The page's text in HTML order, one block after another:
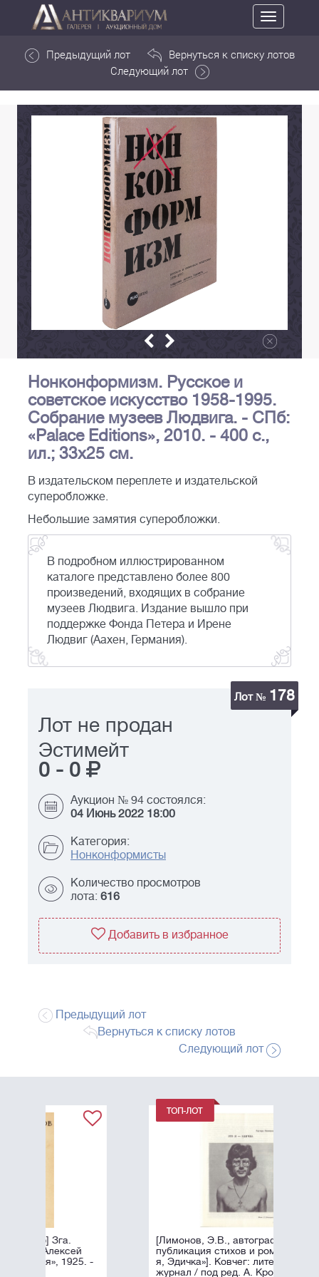
Toggle
navigation
Предыдущий лот
Вернуться к списку лотов
Следующий лот
Нонконформизм. Русское и
советское искусство 1958-1995.
Собрание музеев Людвига. - СПб:
«Palace Editions», 2010. - 400 с.,
ил.; 33x25 см.
В издательском переплете и издательской
суперобложке.
Небольшие замятия суперобложки.
В подробном иллюстрированном
каталоге представлено более 800
произведений, входящих в собрание
музеев Людвига. Издание вышло при
поддержке Фонда Петера и Ирене
Людвиг (Аахен, Германия).
Лот № 178
Лот не продан
Эстимейт
0 - 0
Аукцион № 94 состоялся:
04 Июнь 2022 18:00
Категория:
Нонконформисты
Количество просмотров
лота: 616
Добавить в избранное
Предыдущий лот
Вернуться к списку лотов
Следующий лот
[Лимонов, Э.В., автограф]. Первая
публикация стихов и романа «Это
я, Эдичка»]. Ковчег: литературный
журнал / под ред. А. Крона и Н.